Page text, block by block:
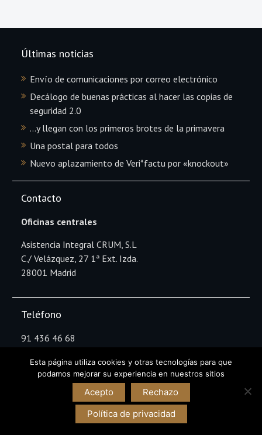
Últimas noticias
Envío de comunicaciones por correo electrónico
Decálogo de buenas prácticas al hacer las copias de
seguridad 2.0
…y llegan con los primeros brotes de la primavera
Una postal para todos
Nuevo aplazamiento de Veri*factu por «knockout»
Contacto
Oficinas centrales
Asistencia Integral CRUM, S.L
C./ Velázquez, 27 1ª Ext. Izda.
28001 Madrid
Teléfono
91 436 46 68
Copyright Asistencia Integral CRUM © All rights
reserved.
InformaciónAviso Legal
Esta página utiliza cookies y otras tecnologías para que
podamos mejorar su experiencia en nuestros sitios
Acepto
Rechazo
Política de privacidad